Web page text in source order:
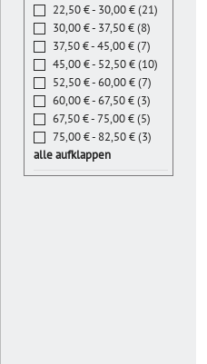
22,50 € - 30,00 € (21)
30,00 € - 37,50 € (8)
37,50 € - 45,00 € (7)
45,00 € - 52,50 € (10)
52,50 € - 60,00 € (7)
60,00 € - 67,50 € (3)
67,50 € - 75,00 € (5)
75,00 € - 82,50 € (3)
alle aufklappen